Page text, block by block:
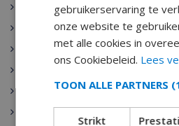
Playa de Aro
Sant Antoni de Calonge
Tamariu
Pineda de Mar
gebruikerservaring te
onze website te
met alle cookies in
ons Cookiebeleid. Lees
TOON ALLE PARTNERS
Strikt